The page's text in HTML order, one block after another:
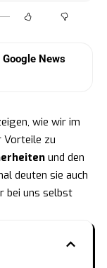
Google News
wie wir im
Vorteile zu
und den
deuten sie auch
bei uns selbst